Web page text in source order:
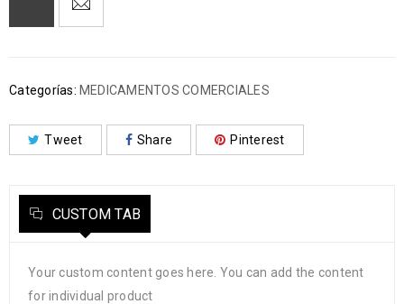
Categorías: MEDICAMENTOS COMERCIALES
Tweet Share Pinterest
CUSTOM TAB
Your custom content goes here. You can add the content
for individual product